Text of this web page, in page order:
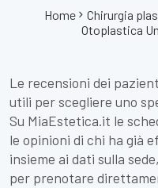
Home Chirurgia
Otoplastica
Le recensioni dei
utili per scegliere uno
Su MiaEstetica.it le
le opinioni di chi ha già
insieme ai dati sulla
per prenotare